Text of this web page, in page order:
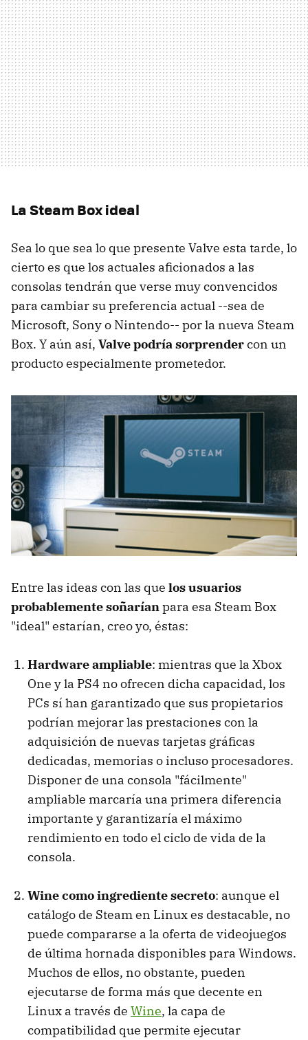
La Steam Box ideal
Sea lo que sea lo que presente Valve esta tarde, lo
cierto es que los actuales aficionados a las
consolas tendrán que verse muy convencidos
para cambiar su preferencia actual --sea de
Microsoft, Sony o Nintendo-- por la nueva Steam
Box. Y aún así, Valve podría sorprendercon un
producto especialmente prometedor.
Entre las ideas con las que los usuarios
probablemente soñaríanpara esa Steam Box
"ideal" estarían, creo yo, éstas:
Hardware ampliable: mientras que la Xbox
One y la PS4 no ofrecen dicha capacidad, los
PCs sí han garantizado que sus propietarios
podrían mejorar las prestaciones con la
adquisición de nuevas tarjetas gráficas
dedicadas, memorias o incluso procesadores.
Disponer de una consola "fácilmente"
ampliable marcaría una primera diferencia
importante y garantizaría el máximo
rendimiento en todo el ciclo de vida de la
consola.
Wine como ingrediente secreto: aunque el
catálogo de Steam en Linux es destacable, no
puede compararse a la oferta de videojuegos
de última hornada disponibles para Windows.
Muchos de ellos, no obstante, pueden
ejecutarse de forma más que decente en
Linux a través de Wine, la capa de
compatibilidad que permite ejecutar